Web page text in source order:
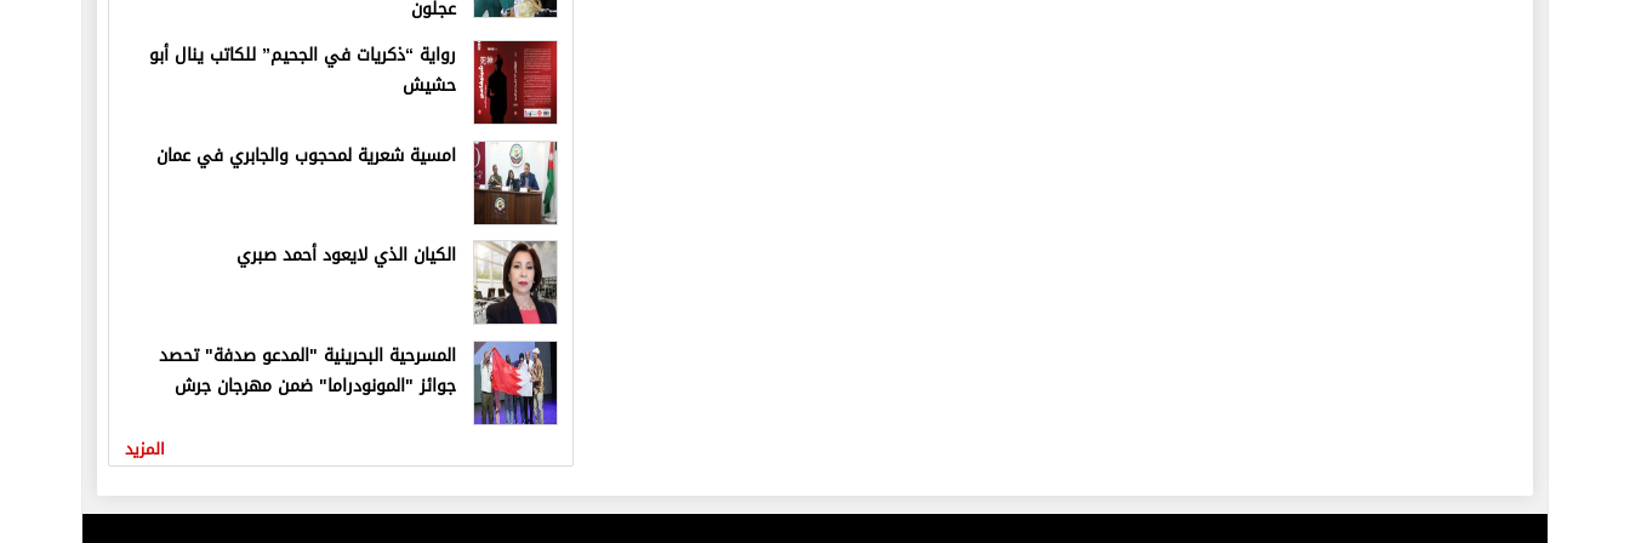
عجلون
رواية “ذكريات في الجحيم” للكاتب ينال أبو
حشيش
امسية شعرية لمحجوب والجابري في عمان
الكيان الذي لايعود أحمد صبري
المسرحية البحرينية "المدعو صدفة" تحصد
جوائز "المونودراما" ضمن مهرجان جرش
المزيد